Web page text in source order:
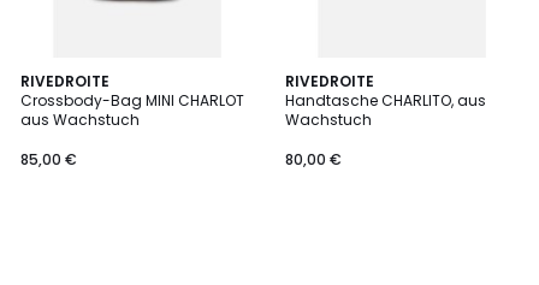
RIVEDROITE
Crossbody-Bag MINI CHARLOT
aus Wachstuch
85,00 €
RIVEDROITE
Handtasche CHARLITO, aus
Wachstuch
80,00 €